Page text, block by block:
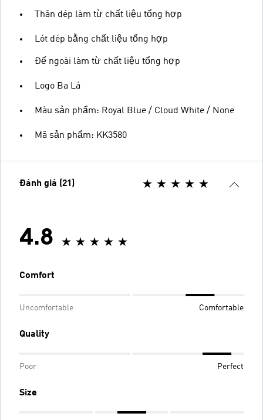
Thân dép làm từ chất liệu tổng hợp
Lót dép bằng chất liệu tổng hợp
Đế ngoài làm từ chất liệu tổng hợp
Logo Ba Lá
Màu sản phẩm: Royal Blue / Cloud White / None
Mã sản phẩm: KK3580
Đánh giá (21)
4.8
Comfort
Uncomfortable Comfortable
Quality
Poor Perfect
Size